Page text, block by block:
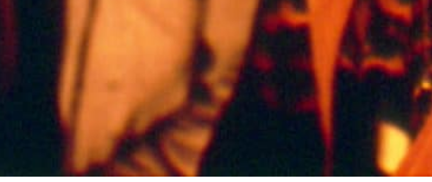
sur les talons, des policiers font une descente dans une piquerie. Mais
les junkies sont armés. Dans la débandade, le caméraman et deux policiers
est encerclée. Durant les trente-six heures de la durée du siège, et
leur stock, les assiégés forceront le caméraman à enregistrer leur version de